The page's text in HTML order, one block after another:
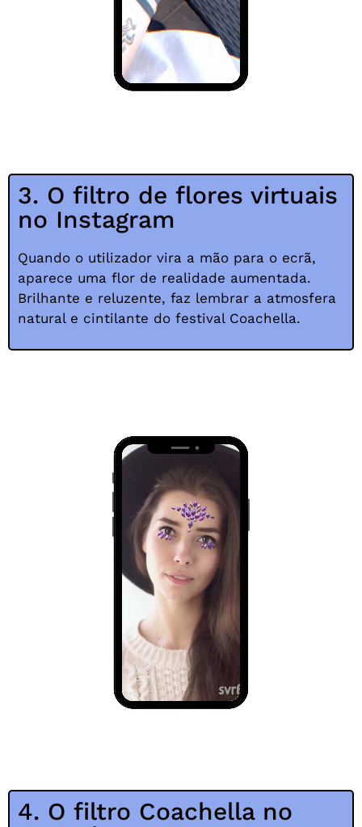
3. O filtro de flores virtuais
no Instagram
Quando o utilizador vira a mão para o ecrã,
aparece uma flor de realidade aumentada.
Brilhante e reluzente, faz lembrar a atmosfera
natural e cintilante do festival Coachella.
4. O filtro Coachella no